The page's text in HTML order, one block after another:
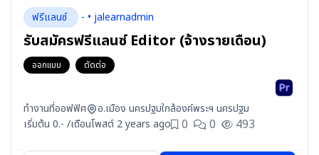
ฟรีแลนซ์ - • jalearnadmin
รับสมัครฟรีแลนซ์ Editor (จ้างรายเดือน)
ออกแบบ ตัดต่อ
ทำงานที่ออฟฟิศ
อ.เมือง นครปฐมใกล้องค์พระฯ นครปฐม
เริ่มต้น 0.- /เดือนโพสต์ 2 years ago 0 0 493